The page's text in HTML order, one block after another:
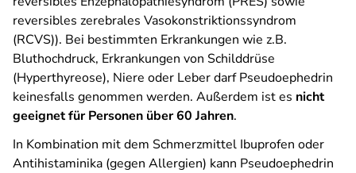
reversibles zerebrales Vasokonstriktionssyndrom
(RCVS)). Bei bestimmten Erkrankungen wie z.B.
Bluthochdruck, Erkrankungen von Schilddrüse
(Hyperthyreose), Niere oder Leber darf Pseudoephedrin
keinesfalls genommen werden. Außerdem ist es nicht
geeignet für Personen über 60 Jahren.
In Kombination mit dem Schmerzmittel Ibuprofen oder
Antihistaminika (gegen Allergien) kann Pseudoephedrin